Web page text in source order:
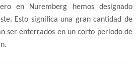
en Nuremberg hemos designado
Esto significa una gran cantidad de
ser enterrados en un corto periodo de